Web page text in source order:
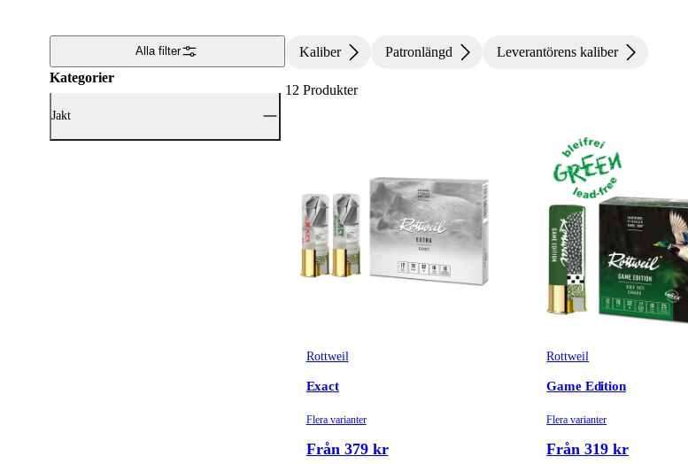
Alla filter
Kategorier
Jakt
Kaliber Patronlängd Leverantörens kaliber
12 Produkter
Rottweil
Exact
Flera varianter
Från 379 kr
Rottweil
Game Edition
Flera varianter
Från 319 kr